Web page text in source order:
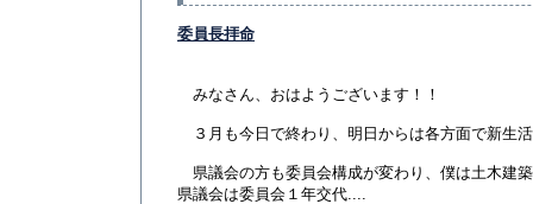
委員長拝命
みなさん、おはようございます！！
３月も今日で終わり、明日からは各方面で新生
県議会の方も委員会構成が変わり、僕は土木建
県議会は委員会１年交代....